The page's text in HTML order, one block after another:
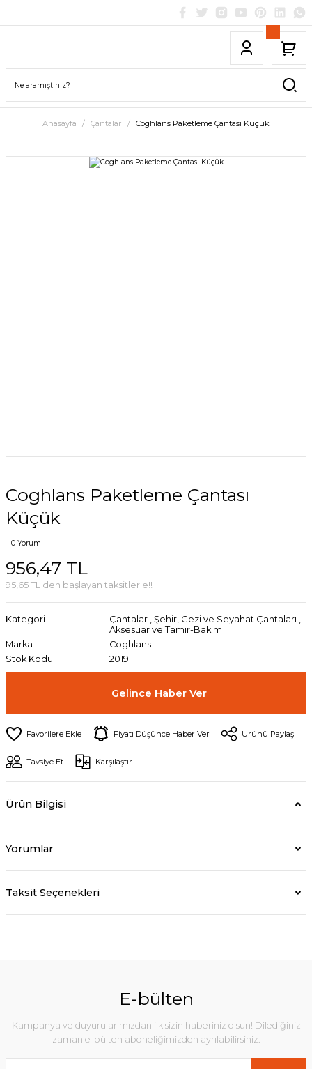
Anasayfa Çantalar Coghlans Paketleme Çantası Küçük
Coghlans Paketleme Çantası
Küçük
0 Yorum
956,47 TL
95,65 TL den başlayan taksitlerle!!
Kategori Çantalar , Şehir, Gezi ve Seyahat Çantaları ,
Aksesuar ve Tamir-Bakım
Marka
Coghlans
Stok Kodu
2019
Gelince Haber Ver
Fiyatı Düşünce Haber Ver Ürünü Paylaş
Tavsiye Et Karşılaştır
Ürün Bilgisi
Yorumlar
Taksit Seçenekleri
E-bülten
Kampanya ve duyurularımızdan ilk sizin haberiniz olsun! Dilediğiniz
zaman e-bülten aboneliğimizden ayrılabilirsiniz.